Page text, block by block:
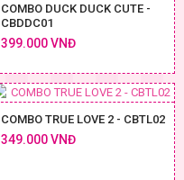
COMBO DUCK DUCK CUTE -
CBDDC01
399.000 VNĐ
COMBO TRUE LOVE 2 - CBTL02
349.000 VNĐ